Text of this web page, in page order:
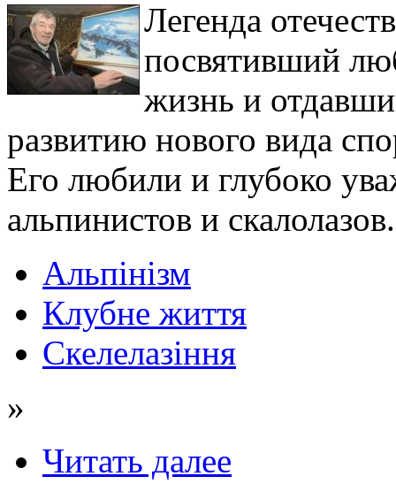
Легенда
посвятивший
жизнь и
развитию нового вида
Его любили и глубоко
альпинистов и скалолазов.
Альпінізм
Клубне життя
Скелелазіння
»
Читать далее